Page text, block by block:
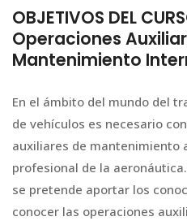
OBJETIVOS DEL
Operaciones
Mantenimiento
En el ámbito del mundo del
de vehículos es necesario
auxiliares de mantenimiento
profesional de la
se pretende aportar los
conocer las operaciones